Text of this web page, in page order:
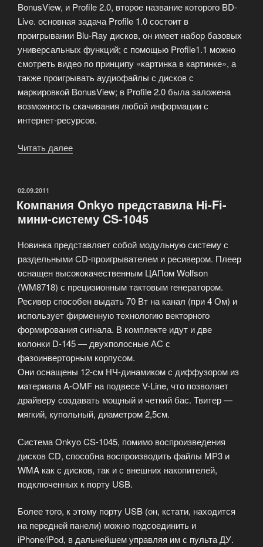
BonusView, и Profile 2.0, второе название которого BD-
Live. основная задача Profile 1.0 состоит в
проигрывании Blu-Ray дисков, он имеет набор базовых
универсальных функций; с помощью Profile1.1 можно
смотреть видео по принципу «картинка в картинке», а
также проигрывать аудиофайлы с дисков с
маркировкой BonusView; в Profile 2.0 была заложена
возможность скачивания любой информации с
интернет-ресурсов.
Читать далее
ОПУБЛИКОВАНО
02.09.2011
Компания Onkyo представила Нi-Fi-
мини-систему CS-1045
Новинка представляет собой модульную систему с
раздельными CD-проигрывателем и ресивером. Плеер
оснащен высококачественным ЦАПом Wolfson
(WM8718) с прецизионным тактовым генератором.
Ресивер способен выдать 70 Вт на канал (при 4 Ом) и
использует фирменную технологию векторного
формирования сигнала. В комплекте идут и две
колонки D-145 — двухполосные АС с
фазоинверторным корпусом.
Они оснащены 12-см НЧ-динамиком с диффузором из
материала A-OMF на подвесе V-Line, что позволяет
драйверу создавать мощный и четкий бас. Твитер —
мягкий, купольный, диаметром 2,5см.
Система Onkyo CS-1045, помимо воспроизведения
дисков СD, способна воспроизводить файлы МР3 и
WMA как с дисков, так и с внешних накопителей,
подключенных к порту USB.
Более того, к этому порту USB (он, кстати, находится
на передней панели) можно подсоединить и
iPhone/iPod, в дальнейшем управляя им с пульта ДУ.